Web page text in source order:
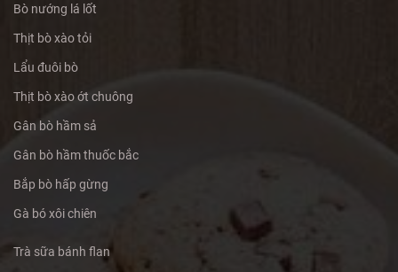
Bò nướng lá lốt
Thịt bò xào tỏi
Lẩu đuôi bò
Thịt bò xào ớt chuông
Gân bò hầm sả
Gân bò hầm thuốc bắc
Bắp bò hấp gừng
Gà bó xôi chiên
Trà sữa bánh flan